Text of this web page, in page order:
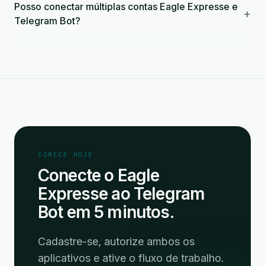
Posso conectar múltiplas contas Eagle Expresse e
Telegram Bot?
+
COMECE HOJE
Conecte o Eagle
Expresse ao Telegram
Bot em 5 minutos.
Cadastre-se, autorize ambos os
aplicativos e ative o fluxo de trabalho.